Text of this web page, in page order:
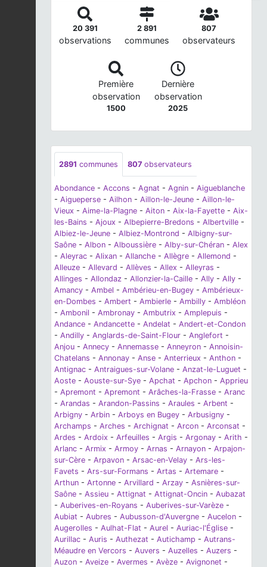
20 391
observations
2 891
communes
807
observateurs
Première
observation
1500
Dernière
observation
2025
2891 communes 807 observateurs
Abondance - Accons - Agnat - Agnin - Aigueblanche
- Aigueperse - Ailhon - Aillon-le-Jeune - Aillon-le-
Vieux - Aime-la-Plagne - Aiton - Aix-la-Fayette - Aix-
les-Bains - Ajoux - Albepierre-Bredons - Albertville -
Albiez-le-Jeune - Albiez-Montrond - Albigny-sur-
Saône - Albon - Alboussière - Alby-sur-Chéran - Alex
- Aleyrac - Alixan - Allanche - Allègre - Allemond -
Alleuze - Allevard - Allèves - Allex - Alleyras -
Allinges - Allondaz - Allonzier-la-Caille - Ally - Ally -
Amancy - Ambel - Ambérieu-en-Bugey - Ambérieux-
en-Dombes - Ambert - Ambierle - Ambilly - Ambléon
- Ambonil - Ambronay - Ambutrix - Amplepuis -
Andance - Andancette - Andelat - Andert-et-Condon
- Andilly - Anglards-de-Saint-Flour - Anglefort -
Anjou - Annecy - Annemasse - Anneyron - Annoisin-
Chatelans - Annonay - Anse - Anterrieux - Anthon -
Antignac - Antraigues-sur-Volane - Anzat-le-Luguet -
Aoste - Aouste-sur-Sye - Apchat - Apchon - Apprieu
- Apremont - Apremont - Arâches-la-Frasse - Aranc
- Arandas - Arandon-Passins - Araules - Arbent -
Arbigny - Arbin - Arboys en Bugey - Arbusigny -
Archamps - Arches - Archignat - Arcon - Arconsat -
Ardes - Ardoix - Arfeuilles - Argis - Argonay - Arith -
Arlanc - Armix - Armoy - Arnas - Arnayon - Arpajon-
sur-Cère - Arpavon - Arsac-en-Velay - Ars-les-
Favets - Ars-sur-Formans - Artas - Artemare -
Arthun - Artonne - Arvillard - Arzay - Asnières-sur-
Saône - Assieu - Attignat - Attignat-Oncin - Aubazat
- Auberives-en-Royans - Auberives-sur-Varèze -
Aubiat - Aubres - Aubusson-d'Auvergne - Aucelon -
Augerolles - Aulhat-Flat - Aurel - Auriac-l'Église -
Aurillac - Auris - Authezat - Autichamp - Autrans-
Méaudre en Vercors - Auvers - Auzelles - Auzers -
Auzon - Aveize - Avermes - Avèze - Avignonet -